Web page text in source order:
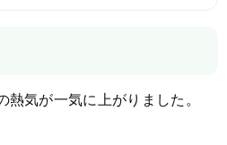
熱気が一気に上がりました。